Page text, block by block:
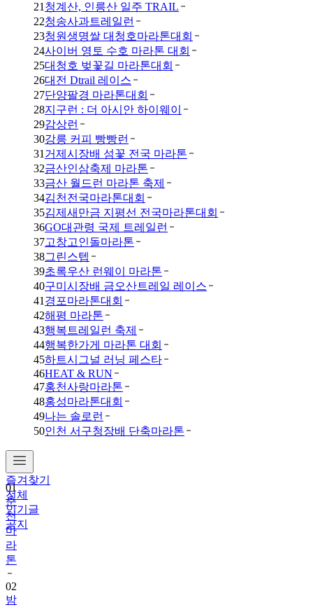
21 청계산, 인릉산 일주 TRAIL
22청송사과트레일런
23청원생명쌀 대청호마라톤대회
24사이버 영토 수호 마라톤 대회
25대청호 벚꽃길 마라톤대회
26대전 Dtrail 레이스
27단양팔경 마라톤대회
28지구런 : 더 아시안 하이웨이
29감상런
30강릉 커피 빵빵런
31 거제시장배 섬꽃 전국 마라톤
32금산인삼축제 마라톤
33금산 월드런 마라톤 축제
34김천전국마라톤대회
35김제새만금 지평선 전국마라톤대회
36GO대관령 국제 트레일런
37고창고인돌마라톤
38그린스텝
39초록우산 런웨이 마라톤
40구미시장배 금오산트레일 레이스
41 경포마라톤대회
42해평 마라톤
43행복트레일런 축제
44행복한가게 마라톤 대회
45하트시그널 러닝 페스타
46HEAT & RUN
47홍천사랑마라톤
48홍성마라톤대회
49나는 솔로런
50인천 서구청장배 단축마라톤
즐겨찾기
전체
인기글
공지
01
춘
천
마
라
톤
02
밤